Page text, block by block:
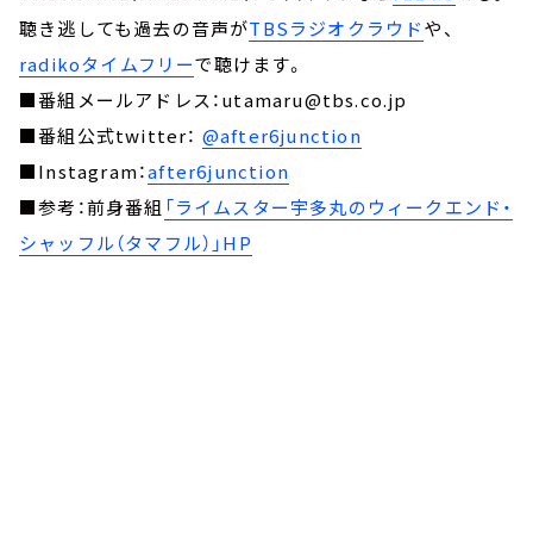
聴き逃しても過去の音声がTBSラジオクラウドや、
radikoタイムフリーで聴けます。
■番組メールアドレス：utamaru@tbs.co.jp
■番組公式twitter： @after6junction
■Instagram：after6junction
■参考：前身番組 「ライムスター宇多丸のウィークエンド・
シャッフル（タマフル）」HP